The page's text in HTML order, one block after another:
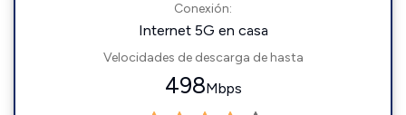
Conexión:
Internet 5G en casa
Velocidades de descarga de hasta
498Mbps